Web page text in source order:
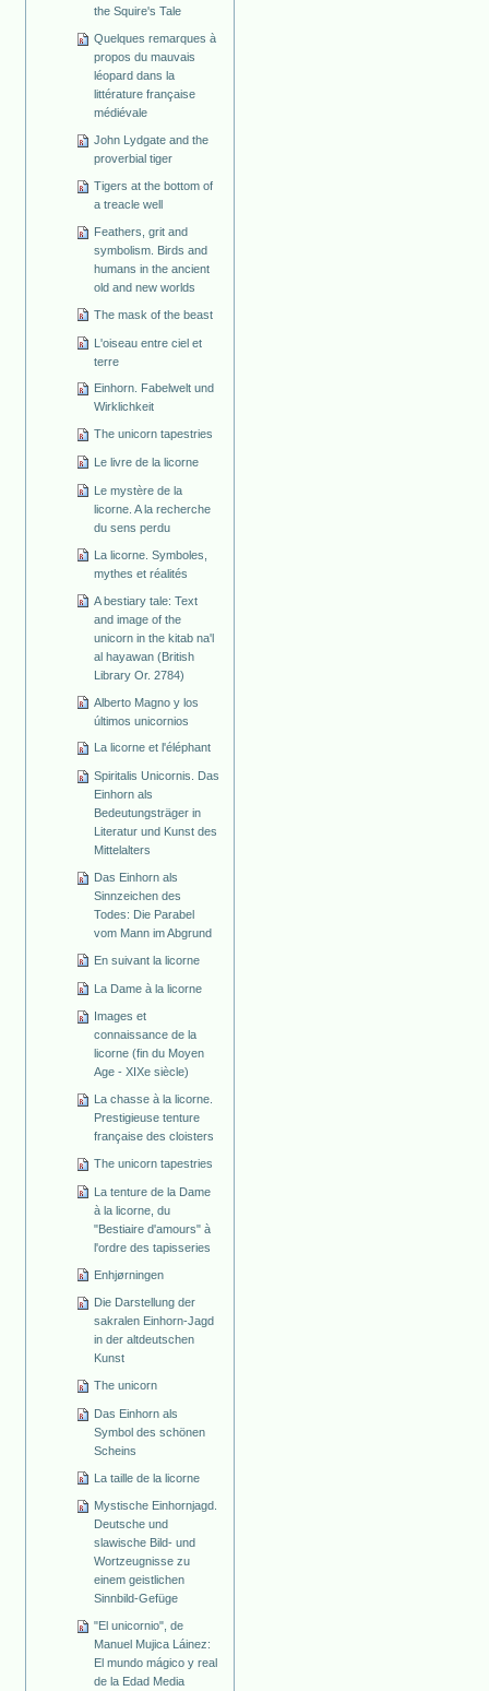
the Squire's Tale
Quelques remarques à
propos du mauvais
léopard dans la
littérature française
médiévale
John Lydgate and the
proverbial tiger
Tigers at the bottom of
a treacle well
Feathers, grit and
symbolism. Birds and
humans in the ancient
old and new worlds
The mask of the beast
L'oiseau entre ciel et
terre
Einhorn. Fabelwelt und
Wirklichkeit
The unicorn tapestries
Le livre de la licorne
Le mystère de la
licorne. A la recherche
du sens perdu
La licorne. Symboles,
mythes et réalités
A bestiary tale: Text
and image of the
unicorn in the kitab na'l
al hayawan (British
Library Or. 2784)
Alberto Magno y los
últimos unicornios
La licorne et l'éléphant
Spiritalis Unicornis. Das
Einhorn als
Bedeutungsträger in
Literatur und Kunst des
Mittelalters
Das Einhorn als
Sinnzeichen des
Todes: Die Parabel
vom Mann im Abgrund
En suivant la licorne
La Dame à la licorne
Images et
connaissance de la
licorne (fin du Moyen
Age - XIXe siècle)
La chasse à la licorne.
Prestigieuse tenture
française des cloisters
The unicorn tapestries
La tenture de la Dame
à la licorne, du
"Bestiaire d'amours" à
l'ordre des tapisseries
Enhjørningen
Die Darstellung der
sakralen Einhorn-Jagd
in der altdeutschen
Kunst
The unicorn
Das Einhorn als
Symbol des schönen
Scheins
La taille de la licorne
Mystische Einhornjagd.
Deutsche und
slawische Bild- und
Wortzeugnisse zu
einem geistlichen
Sinnbild-Gefüge
"El unicornio", de
Manuel Mujica Láinez:
El mundo mágico y real
de la Edad Media